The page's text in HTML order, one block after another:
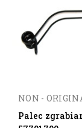
NON -
Palec